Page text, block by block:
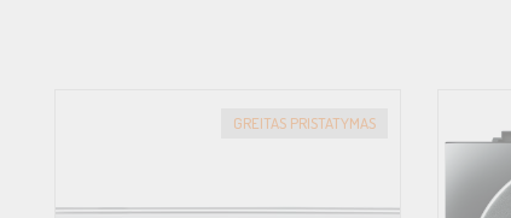
GREITAS PRISTATYMAS